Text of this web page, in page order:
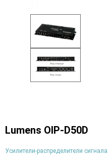
Lumens OIP-D50D
Усилители-распределители сигнала